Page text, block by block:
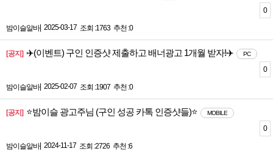
밤이슬알바| 2025-03-17 조회 :1763 추천 :0
0
[공지] ✈️(이벤트) 구인 인증샷 제출하고 배너광고 1개월 받자!✈️ PC
밤이슬알바| 2025-02-07 조회 :1907 추천 :0
0
[공지] ⭐밤이슬 광고주님 (구인 성공 카톡 인증샷들)⭐ MOBILE
밤이슬알바| 2024-11-17 조회 :2726 추천 :6
0